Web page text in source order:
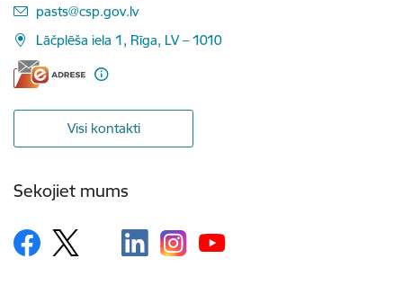
E-pasts:
pasts@csp.gov.lv
Lāčplēša iela 1, Rīga, LV – 1010
Visi kontakti
Sekojiet mums